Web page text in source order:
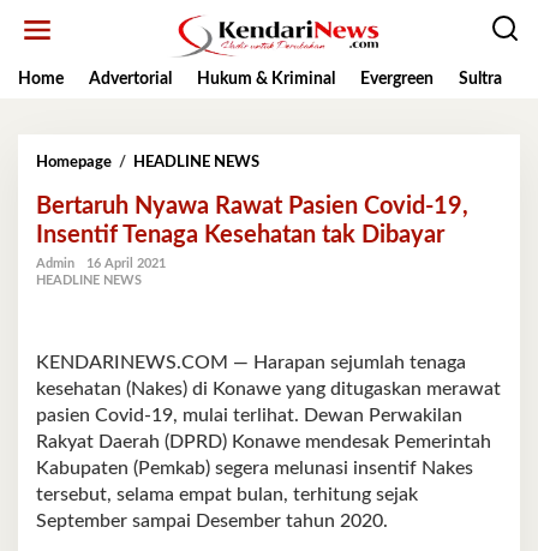
Home
Advertorial Hukum & Kriminal Evergreen Sultra
Homepage / HEADLINE NEWSBertaruh
Rawat
Pasien
Covid-
tak
Dibayar
Bertaruh Nyawa Rawat Pasien Covid-19,
Insentif Tenaga Kesehatan tak Dibayar
Admin
16 April 2021
HEADLINE NEWS
KENDARINEWS.COM — Harapan sejumlah tenaga
kesehatan (Nakes) di Konawe yang ditugaskan merawat
pasien Covid-19, mulai terlihat. Dewan Perwakilan
Rakyat Daerah (DPRD) Konawe mendesak Pemerintah
Kabupaten (Pemkab) segera melunasi insentif Nakes
tersebut, selama empat bulan, terhitung sejak
September sampai Desember tahun 2020.